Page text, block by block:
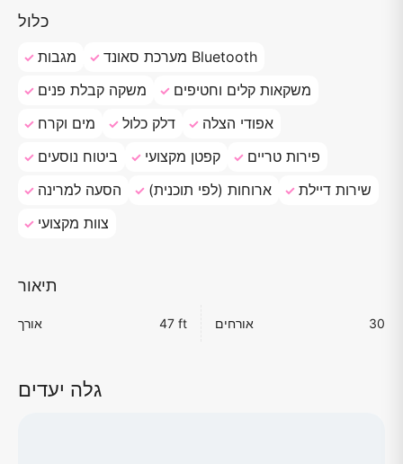
כלול
מגבות
מערכת סאונד Bluetooth
משקה קבלת פנים
משקאות קלים וחטיפים
מים וקרח
דלק כלול
אפודי הצלה
ביטוח נוסעים
קפטן מקצועי
פירות טריים
הסעה למרינה
ארוחות (לפי תוכנית)
שירות דיילת
צוות מקצועי
תיאור
אורך 47 ft אורחים 30
גלה יעדים